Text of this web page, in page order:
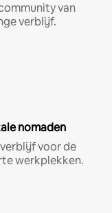
van
verblijf.
nomaden
voor de
werkplekken.